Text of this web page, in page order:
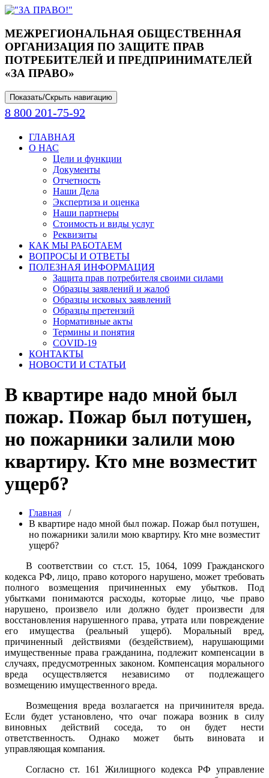
МЕЖРЕГИОНАЛЬНАЯ ОБЩЕСТВЕННАЯ
ОРГАНИЗАЦИЯ ПО ЗАЩИТЕ ПРАВ
ПОТРЕБИТЕЛЕЙ И ПРЕДПРИНИМАТЕЛЕЙ
«ЗА ПРАВО»
Показать/Скрыть навигацию
8 800 201-75-92
ГЛАВНАЯ
О НАС
Цели и функции
Документы
Отчетность
Наши Дела
Экспертиза и оценка
Наши партнеры
Стоимость и виды услуг
Реквизиты
КАК МЫ РАБОТАЕМ
ВОПРОСЫ И ОТВЕТЫ
ПОЛЕЗНАЯ ИНФОРМАЦИЯ
Защита прав потребителя своими силами
Образцы заявлений и жалоб
Образцы исковых заявлений
Образцы претензий
Нормативные акты
Термины и понятия
COVID-19
КОНТАКТЫ
НОВОСТИ И СТАТЬИ
В квартире надо мной был
пожар. Пожар был потушен,
но пожарники залили мою
квартиру. Кто мне возместит
ущерб?
Главная /
В квартире надо мной был пожар. Пожар был потушен,
но пожарники залили мою квартиру. Кто мне возместит
ущерб?
В соответствии со ст.ст. 15, 1064, 1099 Гражданского
кодекса РФ, лицо, право которого нарушено, может требовать
полного возмещения причиненных ему убытков. Под
убытками понимаются расходы, которые лицо, чье право
нарушено, произвело или должно будет произвести для
восстановления нарушенного права, утрата или повреждение
его имущества (реальный ущерб). Моральный вред,
причиненный действиями (бездействием), нарушающими
имущественные права гражданина, подлежит компенсации в
случаях, предусмотренных законом. Компенсация морального
вреда осуществляется независимо от подлежащего
возмещению имущественного вреда.
Возмещения вреда возлагается на причинителя вреда.
Если будет установлено, что очаг пожара возник в силу
виновных действий соседа, то он будет нести
ответственность. Однако может быть виновата и
управляющая компания.
Согласно ст. 161 Жилищного кодекса РФ управление